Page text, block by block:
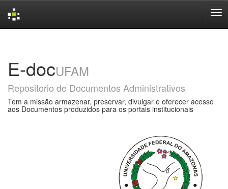
E-docUFAM
Repositorio de Documentos Administrativos
Tem a missão armazenar, preservar, divulgar e oferecer acesso
aos Documentos produzidos para os portais institucionais